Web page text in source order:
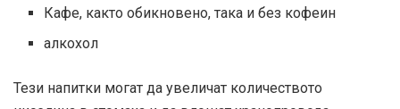
Кафе, както обикновено, така и без кофеин
алкохол
Тези напитки могат да увеличат количеството